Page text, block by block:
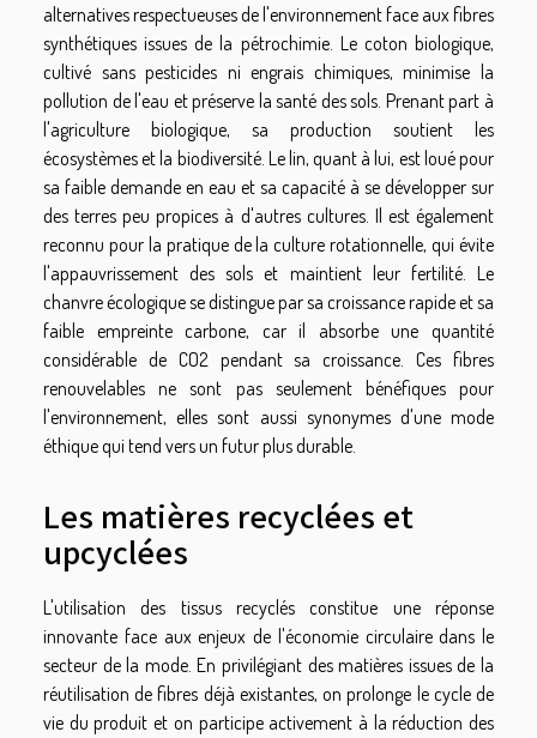
alternatives respectueuses de l'environnement face aux fibres
synthétiques issues de la pétrochimie. Le coton biologique,
cultivé sans pesticides ni engrais chimiques, minimise la
pollution de l'eau et préserve la santé des sols. Prenant part à
l'agriculture biologique, sa production soutient les
écosystèmes et la biodiversité. Le lin, quant à lui, est loué pour
sa faible demande en eau et sa capacité à se développer sur
des terres peu propices à d'autres cultures. Il est également
reconnu pour la pratique de la culture rotationnelle, qui évite
l'appauvrissement des sols et maintient leur fertilité. Le
chanvre écologique se distingue par sa croissance rapide et sa
faible empreinte carbone, car il absorbe une quantité
considérable de CO2 pendant sa croissance. Ces fibres
renouvelables ne sont pas seulement bénéfiques pour
l'environnement, elles sont aussi synonymes d'une mode
éthique qui tend vers un futur plus durable.
Les matières recyclées et
upcyclées
L'utilisation des tissus recyclés constitue une réponse
innovante face aux enjeux de l'économie circulaire dans le
secteur de la mode. En privilégiant des matières issues de la
réutilisation de fibres déjà existantes, on prolonge le cycle de
vie du produit et on participe activement à la réduction des